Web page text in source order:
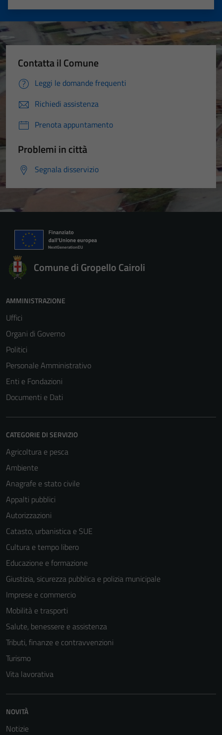
Valuta 5 stelle su 5
Valuta 4 stelle su 5
Valuta 3 stelle su 5
Valuta 2 stelle su 5
Valuta 1 stelle su 5
Contatta il Comune
Leggi le domande frequenti
Richiedi assistenza
Prenota appuntamento
Problemi in città
Segnala disservizio
Comune di Gropello Cairoli
AMMINISTRAZIONE
Uffici
Organi di Governo
Politici
Personale Amministrativo
Enti e Fondazioni
Documenti e Dati
CATEGORIE DI SERVIZIO
Agricoltura e pesca
Ambiente
Anagrafe e stato civile
Appalti pubblici
Autorizzazioni
Catasto, urbanistica e SUE
Cultura e tempo libero
Educazione e formazione
Giustizia, sicurezza pubblica e polizia municipale
Imprese e commercio
Mobilità e trasporti
Salute, benessere e assistenza
Tributi, finanze e contravvenzioni
Turismo
Vita lavorativa
NOVITÀ
Notizie